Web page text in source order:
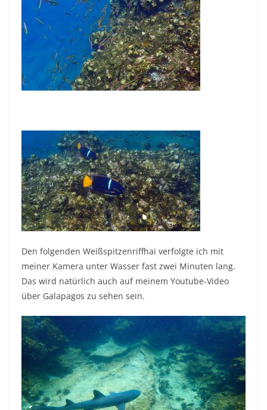
Den folgenden Weißspitzenriffhai verfolgte ich mit
meiner Kamera unter Wasser fast zwei Minuten lang.
Das wird natürlich auch auf meinem Youtube-Video
über Galapagos zu sehen sein.